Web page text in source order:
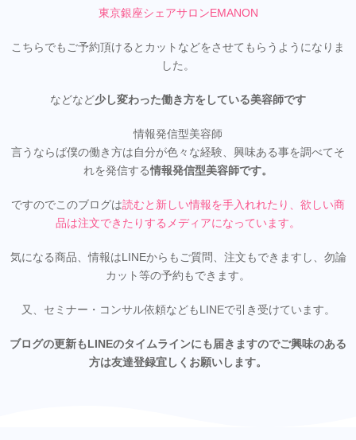
東京銀座シェアサロンEMANON
こちらでもご予約頂けるとカットなどをさせてもらうようになりま
した。
などなど少し変わった働き方をしている美容師です
情報発信型美容師
言うならば僕の働き方は自分が色々な経験、興味ある事を調べてそ
れを発信する情報発信型美容師です。
ですのでこのブログは読むと新しい情報を手入れれたり、欲しい商
品は注文できたりするメディアになっています。
気になる商品、情報はLINEからもご質問、注文もできますし、勿論
カット等の予約もできます。
又、セミナー・コンサル依頼などもLINEで引き受けています。
ブログの更新もLINEのタイムラインにも届きますのでご興味のある
方は友達登録宜しくお願いします。